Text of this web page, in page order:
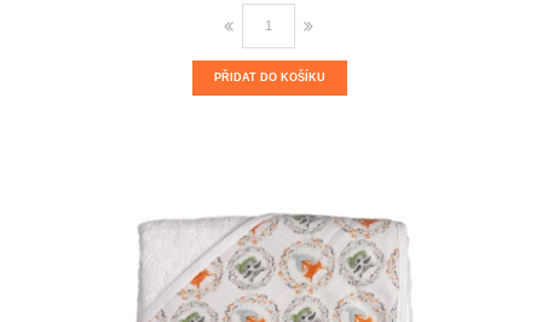
PŘIDAT DO KOŠÍKU